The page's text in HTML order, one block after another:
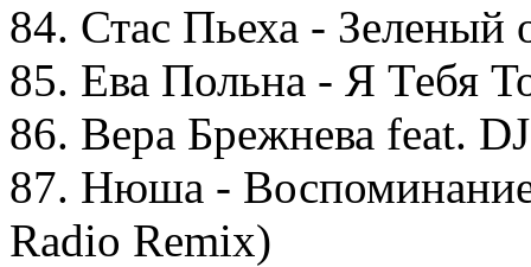
84. Стас Пьеха - Зеленый
85. Ева Польна - Я Тебя
86. Вера Брежнева feat.
87. Нюша -
Radio Remix)